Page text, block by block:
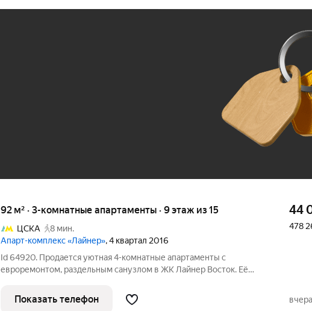
92 м² · 3-комнатные апартаменты · 9 этаж из 15
ЦСКА
8 мин.
Апарт-комплекс «Лайнер», 4 квартал 2016
Id 64920. Продается уютная 4-комнатные апартаменты с
евроремонтом, раздельным санузлом в ЖК Лайнер Восток. Её
кухонным гарнитуром, мебелью и бытовой техникой. Есть
премиальный холодильник,
44
478
Показать телефон вчера